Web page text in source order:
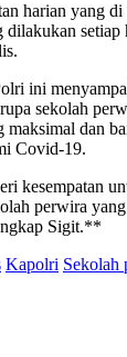
harian yang
dilakukan
ini
sekolah
maksimal dan
Covid-19.
kesempatan
perwira
Sigit.**
Kapolri Sekolah